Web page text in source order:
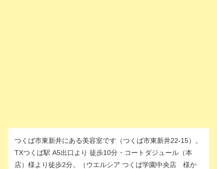
つくば市東新井にある美容室です（つくば市東新井22-15）。
TXつくば駅 A5出口より 徒歩10分・コートダジュール（本
店）様より徒歩2分。（ウエルシア つくば学園中央店 様か